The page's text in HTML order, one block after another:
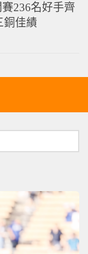
236名好手齊
銅佳績